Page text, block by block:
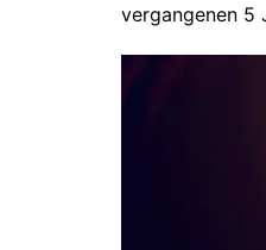
vergangenen 5